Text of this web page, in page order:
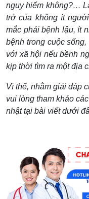
nguy hiểm không?…
trở của không ít
mắc phải bệnh lậu, ít
bệnh trong cuộc
với xã hội nếu bềnh
kịp thời tìm ra một địa
Vì thế, nhằm giải đáp
vui lòng tham khảo
nhật tại bài viết dưới